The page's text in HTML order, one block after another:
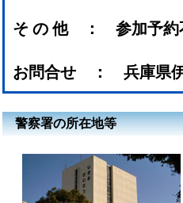
そ の 他 ： 参加予約
お問合せ ： 兵庫県
警察署の所在地等